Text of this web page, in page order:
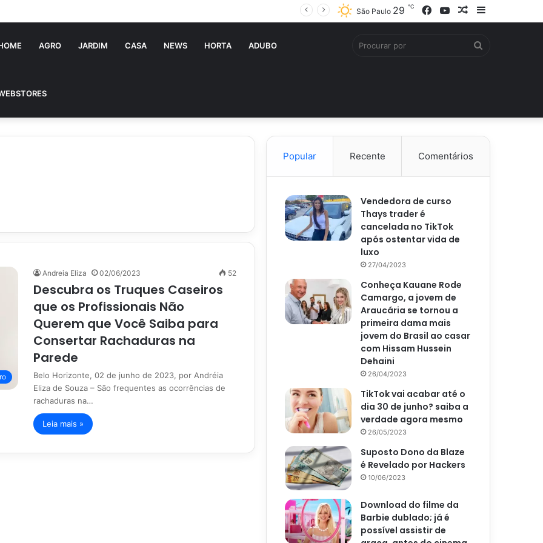
Barra
Artigo
YouTube
Facebook
São Paulo 29 ℃
AGRO JARDIM CASA NEWS HORTA ADUBO
Andreia Eliza 02/06/2023 52
Descubra os Truques Caseiros
que os Profissionais Não
Querem que Você Saiba para
Consertar Rachaduras na
Parede
Belo Horizonte, 02 de junho de 2023, por Andréia
Eliza de Souza – São frequentes as ocorrências de
rachaduras na…
Leia mais »
Popular Recente Comentários
Vendedora de curso
Thays trader é
cancelada no TikTok
após ostentar vida de
luxo
27/04/2023
Conheça Kauane Rode
Camargo, a jovem de
Araucária se tornou a
primeira dama mais
jovem do Brasil ao casar
com Hissam Hussein
Dehaini
26/04/2023
TikTok vai acabar até o
dia 30 de junho? saiba a
verdade agora mesmo
26/05/2023
Suposto Dono da Blaze
é Revelado por Hackers
10/06/2023
Download do filme da
Barbie dublado; já é
possível assistir de